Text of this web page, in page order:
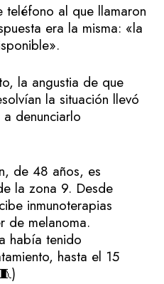
teléfono al que llamaron
era la misma: «la
la angustia de que
la situación llevó
denunciarlo
de 48 años, es
la zona 9. Desde
inmunoterapias
de melanoma.
había tenido
hasta el 15